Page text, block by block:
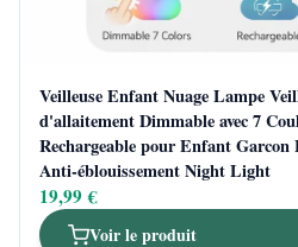
Veilleuse Enfant Nuage Lampe
d'allaitement Dimmable avec 7
Rechargeable pour Enfant
Anti-éblouissement Night Light
19,99 €
Voir le produit